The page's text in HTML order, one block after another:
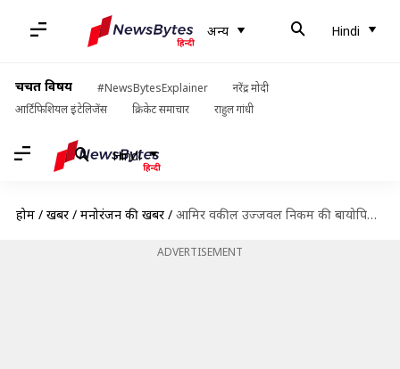
अन्य Hindi
चर्चित विषय #NewsBytesExplainer
नरेंद्र मोदी
आर्टिफिशियल इंटेलिजेंस
क्रिकेट समाचार राहुल गांधी
Hindi
होम / खबरें / मनोरंजन की खबरें / आमिर वकील उज्जवल निकम की बायोपिक के लिए दिनेश विजान से मिलाएंगे हाथ
ADVERTISEMENT